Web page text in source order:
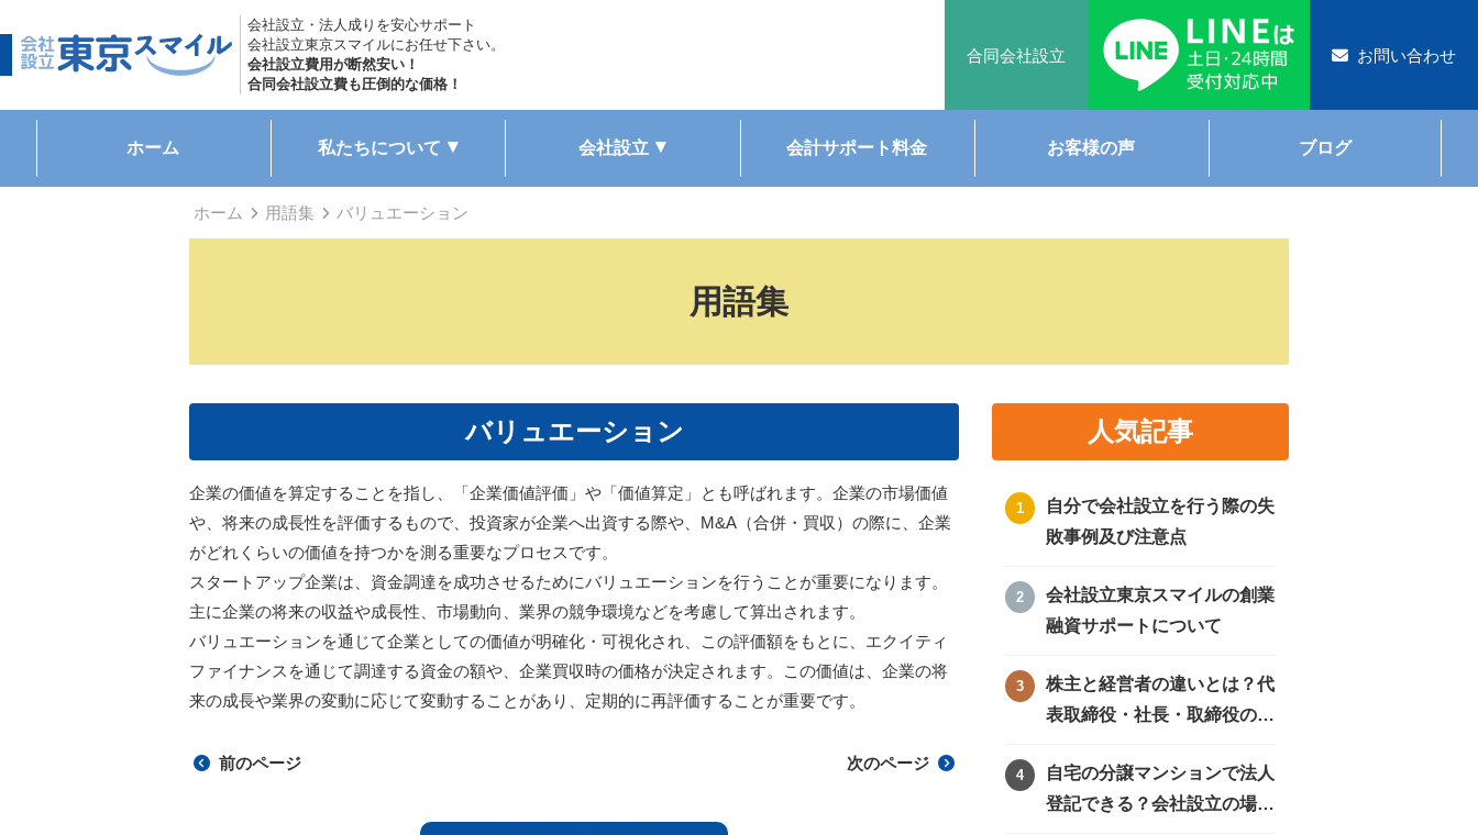
会社設立・法人成りを安心サポート
会社設立東京スマイルにお任せ下さい。
会社設立費用が断然安い！
合同会社設立費も圧倒的な価格！
合同会社設立 お問い合わせ
ホーム 私たちについて 会社設立 会計サポート料金 お客様の声 ブログ
ホーム 用語集 バリュエーション
用語集
バリュエーション
企業の価値を算定することを指し、「企業価値評価」や「価値算定」とも呼ばれます。企業の市場価値
や、将来の成長性を評価するもので、投資家が企業へ出資する際や、M&A（合併・買収）の際に、企業
がどれくらいの価値を持つかを測る重要なプロセスです。
スタートアップ企業は、資金調達を成功させるためにバリュエーションを行うことが重要になります。
主に企業の将来の収益や成長性、市場動向、業界の競争環境などを考慮して算出されます。
バリュエーションを通じて企業としての価値が明確化・可視化され、この評価額をもとに、エクイティ
ファイナンスを通じて調達する資金の額や、企業買収時の価格が決定されます。この価値は、企業の将
来の成長や業界の変動に応じて変動することがあり、定期的に再評価することが重要です。
前のページ 次のページ
人気記事
自分で会社設立を行う際の失
敗事例及び注意点
会社設立東京スマイルの創業
融資サポートについて
株主と経営者の違いとは？代
表取締役・社長・取締役の違
自宅の分譲マンションで法人
登記できる？会社設立の場所